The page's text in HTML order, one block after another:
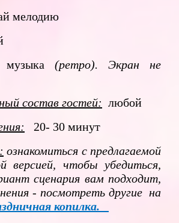
мелодию
музыка (ретро). Экран не
состав гостей: любой
20- 30 минут
ознакомиться с предлагаемой
версией, чтобы убедиться,
сценария вам подходит,
- посмотреть другие на
копилка.